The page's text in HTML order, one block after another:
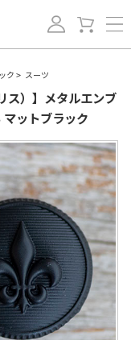
ク > スーツ
ス）】メタルエンブ
ットブラック